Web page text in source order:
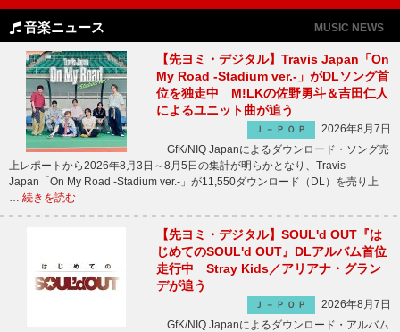
音楽ニュース MUSIC NEWS
【先ヨミ・デジタル】Travis Japan「On
My Road -Stadium ver.-」がDLソング首
位を独走中 M!LKの佐野勇斗＆吉田仁人
によるユニット曲が追う
Ｊ－ＰＯＰ
2026年8月7日
GfK/NIQ Japanによるダウンロード・ソング売
上レポートから2026年8月3日～8月5日の集計が明らかとなり、Travis
Japan「On My Road -Stadium ver.-」が11,550ダウンロード（DL）を売り上
… 続きを読む
【先ヨミ・デジタル】SOUL'd OUT『は
じめてのSOUL'd OUT』DLアルバム首位
走行中 Stray Kids／アリアナ・グラン
デが追う
Ｊ－ＰＯＰ
2026年8月7日
GfK/NIQ Japanによるダウンロード・アルバム